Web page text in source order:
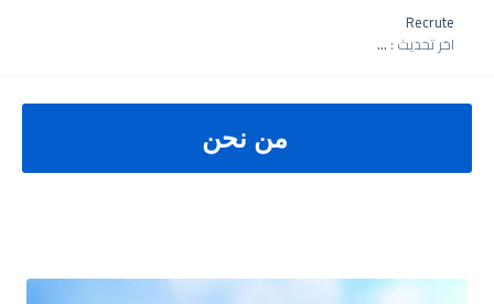
Recrute
اخر تحديث :
منذ عام
من نحن